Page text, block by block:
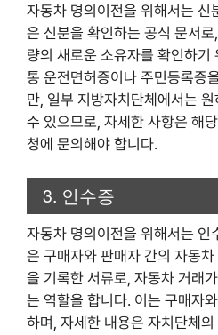
자동차 명의이전을 위해서는 신
은 신분을 확인하는 공식 문서
량의 새로운 소유자를 확인하기
통 운전면허증이나 주민등록증
만, 일부 지방자치단체에서는
수 있으므로, 자세한 사항은 해
청에 문의해야 합니다.
3. 인수증
자동차 명의이전을 위해서는 인
은 구매자와 판매자 간의 자동
을 기록한 서류로, 자동차 거래
는 역할을 합니다. 이는 구매자
하며, 자세한 내용은 자치단체